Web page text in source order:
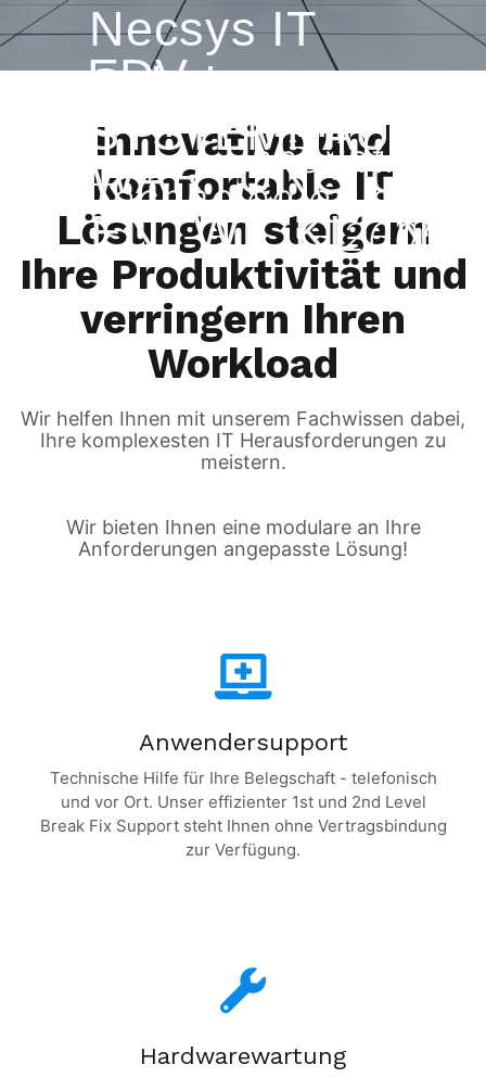
EDV
SYSTEMHAUS
Necsys IT
Solutions
SUPPORT,
WARTUNG UND
ENTWICKLUNG
Innovative
Technologien seit
2005
Innovative und
komfortable IT
Lösungen steigern
Ihre Produktivität und
verringern Ihren
Workload
Wir helfen Ihnen mit unserem Fachwissen dabei,
Ihre komplexesten IT Herausforderungen zu
meistern.
Wir bieten Ihnen eine modulare an Ihre
Anforderungen angepasste Lösung!
Anwendersupport
Technische Hilfe für Ihre Belegschaft - telefonisch
und vor Ort. Unser effizienter 1st und 2nd Level
Break Fix Support steht Ihnen ohne Vertragsbindung
zur Verfügung.
Hardwarewartung